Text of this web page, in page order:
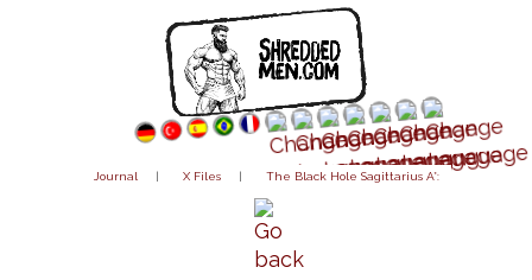
Journal X Files The Black Hole Sagittarius A*: